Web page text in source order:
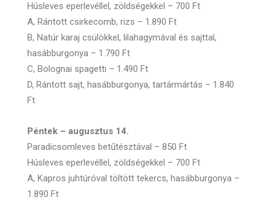
Húsleves eperlevéllel, zöldségekkel – 700 Ft
A, Rántott csirkecomb, rizs – 1.890 Ft
B, Natúr karaj csülökkel, lilahagymával és sajttal,
hasábburgonya – 1.790 Ft
C, Bolognai spagetti – 1.490 Ft
D, Rántott sajt, hasábburgonya, tartármártás – 1.840
Ft
Péntek – augusztus 14.
Paradicsomleves betűtésztával – 850 Ft
Húsleves eperlevéllel, zöldségekkel – 700 Ft
A, Kapros juhtúróval töltött tekercs, hasábburgonya –
1.890 Ft